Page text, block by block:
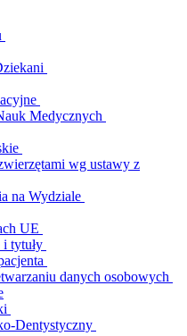
Medycznych
wg ustawy z
na Wydziale
UE
tytuły
danych osobowych
Dentystyczny